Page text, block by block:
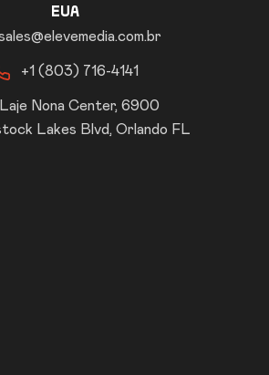
EUA
+1 (803) 716-4141
Laje Nona Center, 6900
Lakes Blvd, Orlando FL